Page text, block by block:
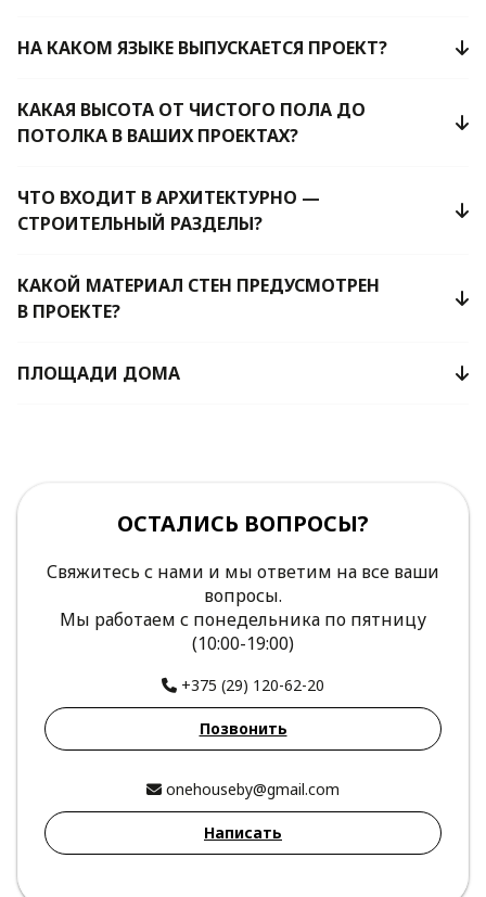
НА КАКОМ ЯЗЫКЕ ВЫПУСКАЕТСЯ ПРОЕКТ?
КАКАЯ ВЫСОТА ОТ ЧИСТОГО ПОЛА ДО
ПОТОЛКА В ВАШИХ ПРОЕКТАХ?
ЧТО ВХОДИТ В АРХИТЕКТУРНО —
СТРОИТЕЛЬНЫЙ РАЗДЕЛЫ?
КАКОЙ МАТЕРИАЛ СТЕН ПРЕДУСМОТРЕН
В ПРОЕКТЕ?
ПЛОЩАДИ ДОМА
ОСТАЛИСЬ ВОПРОСЫ?
Свяжитесь с нами и мы ответим на все ваши
вопросы.
Мы работаем с понедельника по пятницу
(10:00-19:00)
+375 (29) 120-62-20
Позвонить
onehouseby@gmail.com
Написать